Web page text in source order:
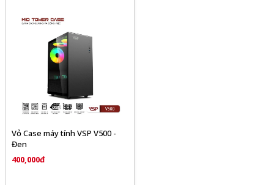
Vỏ Case máy tính VSP V500 -
Đen
400,000đ